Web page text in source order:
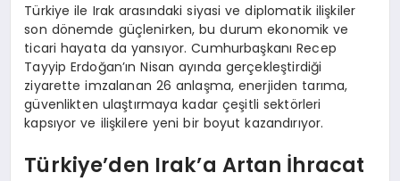
Türkiye ile Irak arasındaki siyasi ve diplomatik ilişkiler
son dönemde güçlenirken, bu durum ekonomik ve
ticari hayata da yansıyor. Cumhurbaşkanı Recep
Tayyip Erdoğan’ın Nisan ayında gerçekleştirdiği
ziyarette imzalanan 26 anlaşma, enerjiden tarıma,
güvenlikten ulaştırmaya kadar çeşitli sektörleri
kapsıyor ve ilişkilere yeni bir boyut kazandırıyor.
Türkiye’den Irak’a Artan İhracat